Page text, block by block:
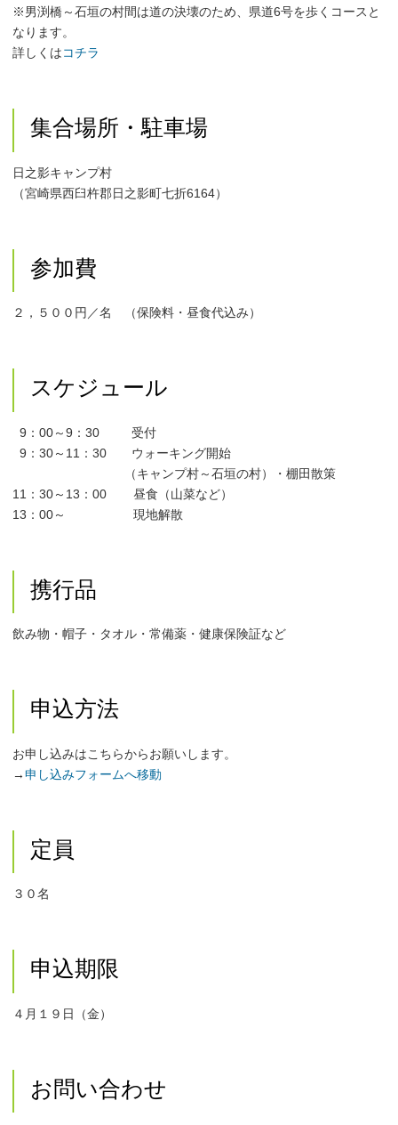
※男渕橋～石垣の村間は道の決壊のため、県道6号を歩くコースと
なります。
詳しくはコチラ
集合場所・駐車場
日之影キャンプ村
（宮崎県西臼杵郡日之影町七折6164）
参加費
２，５００円／名 （保険料・昼食代込み）
スケジュール
9：00～9：30 受付
9：30～11：30 ウォーキング開始
（キャンプ村～石垣の村）・棚田散策
11：30～13：00 昼食（山菜など）
13：00～ 現地解散
携行品
飲み物・帽子・タオル・常備薬・健康保険証など
申込方法
お申し込みはこちらからお願いします。
→申し込みフォームへ移動
定員
３０名
申込期限
４月１９日（金）
お問い合わせ